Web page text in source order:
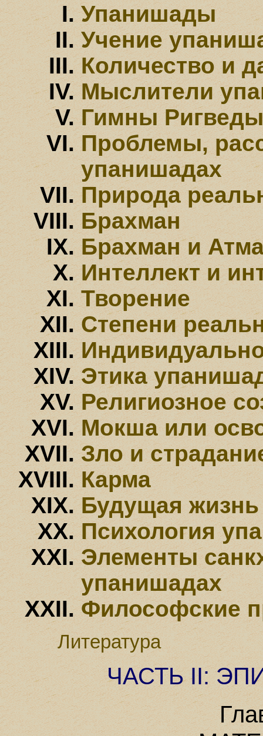
Упанишады
Учение
Количество и
Мыслители
Гимны
Проблемы,
упанишадах
Природа
Брахман
Брахман и
Интеллект и
Творение
Степени
Этика
Религиозное
Мокша или
Зло и
Карма
Будущая жизнь
Психология
Элементы
упанишадах
Философские
Литература
ЧАСТЬ II: